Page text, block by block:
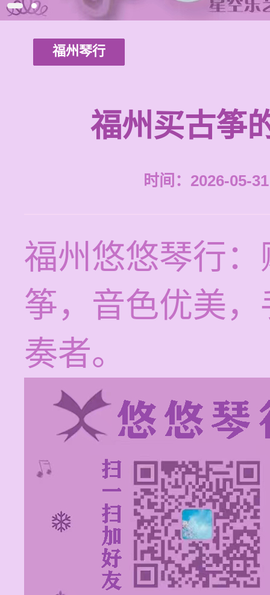
福州琴行
福州买古筝
时间：2026-05-
福州悠悠琴行
筝，音色优美
奏者。